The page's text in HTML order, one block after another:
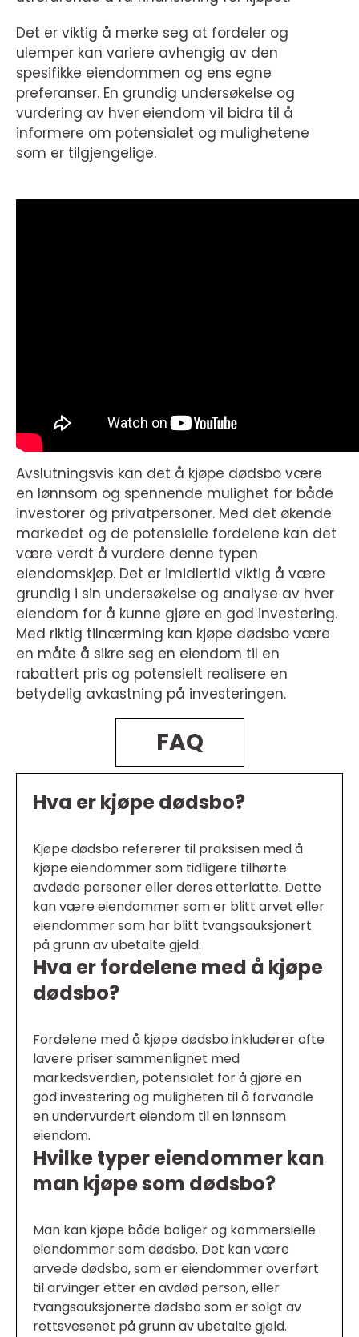
Det er viktig å merke seg at fordeler og
ulemper kan variere avhengig av den
spesifikke eiendommen og ens egne
preferanser. En grundig undersøkelse og
vurdering av hver eiendom vil bidra til å
informere om potensialet og mulighetene
som er tilgjengelige.
Avslutningsvis kan det å kjøpe dødsbo være
en lønnsom og spennende mulighet for både
investorer og privatpersoner. Med det økende
markedet og de potensielle fordelene kan det
være verdt å vurdere denne typen
eiendomskjøp. Det er imidlertid viktig å være
grundig i sin undersøkelse og analyse av hver
eiendom for å kunne gjøre en god investering.
Med riktig tilnærming kan kjøpe dødsbo være
en måte å sikre seg en eiendom til en
rabattert pris og potensielt realisere en
betydelig avkastning på investeringen.
FAQ
Hva er kjøpe dødsbo?
Kjøpe dødsbo refererer til praksisen med å
kjøpe eiendommer som tidligere tilhørte
avdøde personer eller deres etterlatte. Dette
kan være eiendommer som er blitt arvet eller
eiendommer som har blitt tvangsauksjonert
på grunn av ubetalte gjeld.
Hva er fordelene med å kjøpe
dødsbo?
Fordelene med å kjøpe dødsbo inkluderer ofte
lavere priser sammenlignet med
markedsverdien, potensialet for å gjøre en
god investering og muligheten til å forvandle
en undervurdert eiendom til en lønnsom
eiendom.
Hvilke typer eiendommer kan
man kjøpe som dødsbo?
Man kan kjøpe både boliger og kommersielle
eiendommer som dødsbo. Det kan være
arvede dødsbo, som er eiendommer overført
til arvinger etter en avdød person, eller
tvangsauksjonerte dødsbo som er solgt av
rettsvesenet på grunn av ubetalte gjeld.